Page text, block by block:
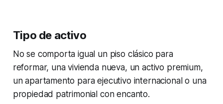
Tipo de activo
No se comporta igual un piso clásico para
reformar, una vivienda nueva, un activo premium,
un apartamento para ejecutivo internacional o una
propiedad patrimonial con encanto.